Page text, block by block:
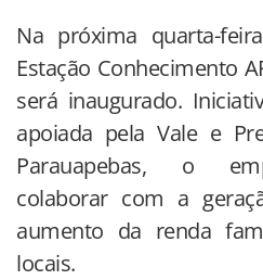
Na próxima quarta-
Estação Conhecimento
será inaugurado.
apoiada pela Vale e
Parauapebas, o
colaborar com a
aumento da renda
locais.